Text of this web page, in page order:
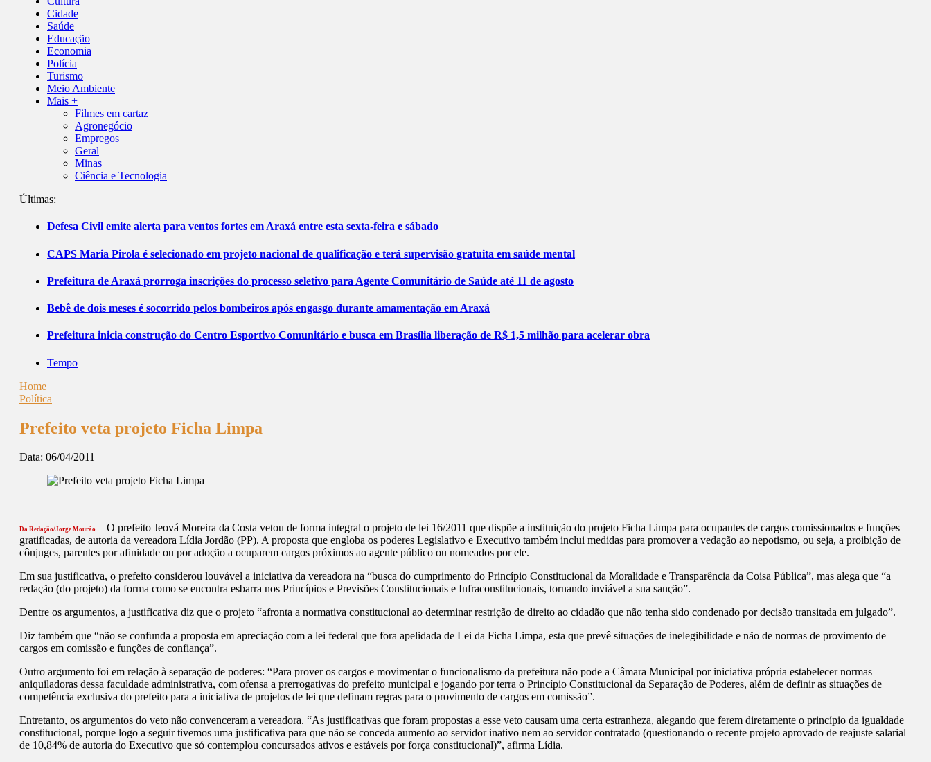
Cidade
Saúde
Educação
Economia
Polícia
Turismo
Meio Ambiente
Mais +
Filmes em cartaz
Agronegócio
Empregos
Geral
Minas
Ciência e Tecnologia
Últimas:
Defesa Civil emite alerta para ventos fortes em Araxá entre esta sexta-feira e sábado
CAPS Maria Pirola é selecionado em projeto nacional de qualificação e terá supervisão gratuita em saúde mental
Prefeitura de Araxá prorroga inscrições do processo seletivo para Agente Comunitário de Saúde até 11 de agosto
Bebê de dois meses é socorrido pelos bombeiros após engasgo durante amamentação em Araxá
Prefeitura inicia construção do Centro Esportivo Comunitário e busca em Brasília liberação de R$ 1,5 milhão para acelerar obra
Tempo
Home
Política
Prefeito veta projeto Ficha Limpa
Data: 06/04/2011
Da Redação/Jorge Mourão – O prefeito Jeová Moreira da Costa vetou de forma integral o projeto de lei 16/2011 que dispõe a instituição do projeto Ficha Limpa para ocupantes de cargos comissionados e funções
gratificadas, de autoria da vereadora Lídia Jordão (PP). A proposta que engloba os poderes Legislativo e Executivo também inclui medidas para promover a vedação ao nepotismo, ou seja, a proibição de
cônjuges, parentes por afinidade ou por adoção a ocuparem cargos próximos ao agente público ou nomeados por ele.
Em sua justificativa, o prefeito considerou louvável a iniciativa da vereadora na “busca do cumprimento do Princípio Constitucional da Moralidade e Transparência da Coisa Pública”, mas alega que “a
redação (do projeto) da forma como se encontra esbarra nos Princípios e Previsões Constitucionais e Infraconstitucionais, tornando inviável a sua sanção”.
Dentre os argumentos, a justificativa diz que o projeto “afronta a normativa constitucional ao determinar restrição de direito ao cidadão que não tenha sido condenado por decisão transitada em julgado”.
Diz também que “não se confunda a proposta em apreciação com a lei federal que fora apelidada de Lei da Ficha Limpa, esta que prevê situações de inelegibilidade e não de normas de provimento de
cargos em comissão e funções de confiança”.
Outro argumento foi em relação à separação de poderes: “Para prover os cargos e movimentar o funcionalismo da prefeitura não pode a Câmara Municipal por iniciativa própria estabelecer normas
aniquiladoras dessa faculdade administrativa, com ofensa a prerrogativas do prefeito municipal e jogando por terra o Princípio Constitucional da Separação de Poderes, além de definir as situações de
competência exclusiva do prefeito para a iniciativa de projetos de lei que definam regras para o provimento de cargos em comissão”.
Entretanto, os argumentos do veto não convenceram a vereadora. “As justificativas que foram propostas a esse veto causam uma certa estranheza, alegando que ferem diretamente o princípio da igualdade
constitucional, porque logo a seguir tivemos uma justificativa para que não se conceda aumento ao servidor inativo nem ao servidor contratado (questionando o recente projeto aprovado de reajuste salarial
de 10,84% de autoria do Executivo que só contemplou concursados ativos e estáveis por força constitucional)”, afirma Lídia.